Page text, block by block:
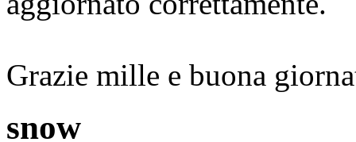
Grazie mille e buona
snow